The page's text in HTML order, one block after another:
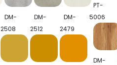
PT-
5006
DM-
2508
DM-
2512
DM-
2479
DM-